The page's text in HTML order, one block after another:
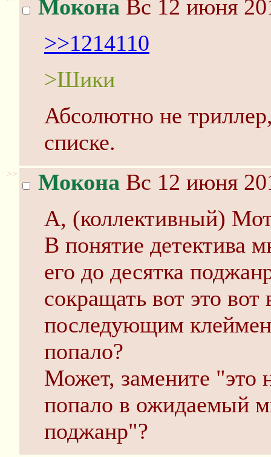
Мокона Вс 12 июня
>>1214110
>Шики
Абсолютно не
списке.
>> Мокона Вс 12 июня
А, (коллективный)
В понятие детектива
его до десятка
сокращать вот это
последующим
попало?
Может, замените "это
попало в ожидаемый
поджанр"?